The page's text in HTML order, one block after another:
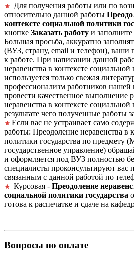
Для получения работы или по
относительно данной работы
контексте социальной политики
кнопке Заказать работу и
Большая просьба, аккуратно
(ВУЗ, страну, email и телефон), ваши
к работе. При написании данной
неравенства в контексте
используется только свежая
профессионализм работников
провести качественное выполнение
неравенства в контексте социальной
результате чего полученные
Если вас не устраивает само
работы: Преодоление неравенства в
политики государства по предмету
государственное управление)
и оформляется под ВУЗ полностью
специалисты проконсультируют вас
связанным с данной работой по
Курсовая - Преодоление
социальной политики государства
готова к распечатке и сдаче на
Вопросы по оплате